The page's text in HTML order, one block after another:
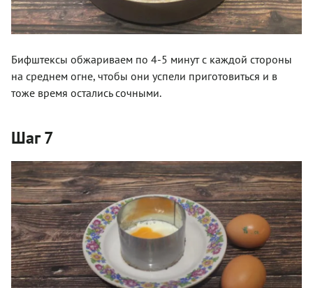
Бифштексы обжариваем по 4-5 минут с каждой стороны
на среднем огне, чтобы они успели приготовиться и в
тоже время остались сочными.
Шаг 7